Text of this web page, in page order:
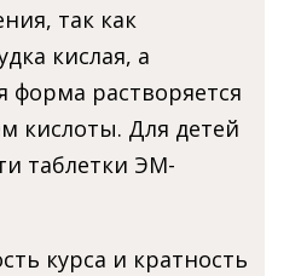
так как
кислая, а
форма растворяется
кислоты. Для детей
таблетки ЭМ-
курса и кратность